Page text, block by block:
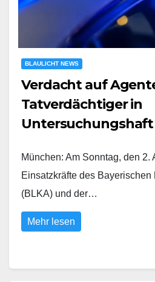
BLAULICHT NEWS
Verdacht auf
Tatverdächtiger in
Untersuchungshaft
München: Am Sonntag, den 2.
Einsatzkräfte des
(BLKA) und der…
Mehr lesen